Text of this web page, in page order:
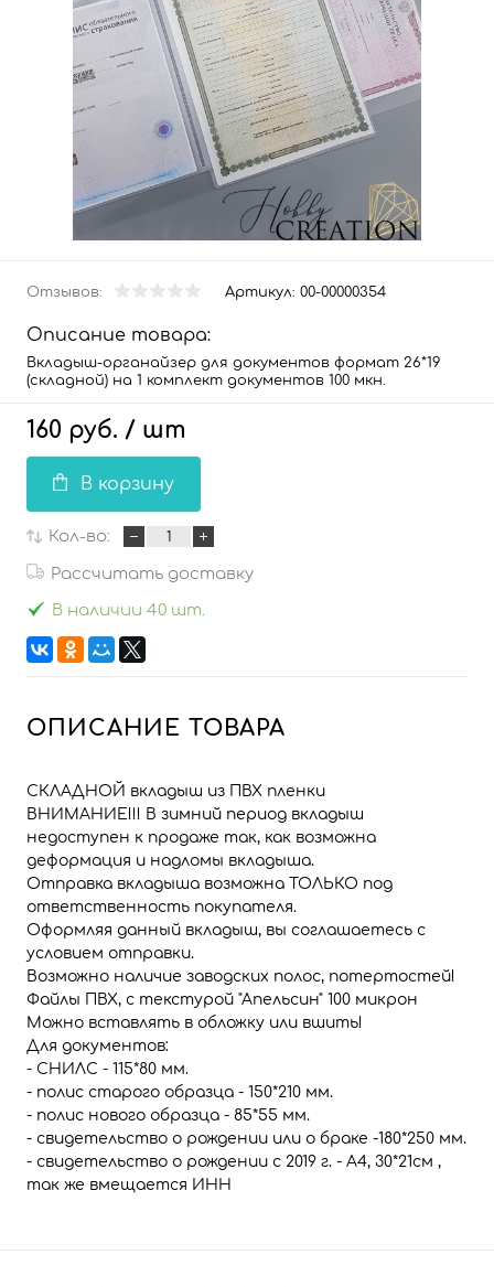
Отзывов: Артикул: 00-00000354
Описание товара:
Вкладыш-органайзер для документов формат 26*19
(складной) на 1 комплект документов 100 мкн.
160 руб. / шт
В корзину
Кол-во:
Рассчитать доставку
В наличии 40 шт.
ОПИСАНИЕ ТОВАРА
СКЛАДНОЙ вкладыш из ПВХ пленки
ВНИМАНИЕ!!! В зимний период вкладыш
недоступен к продаже так, как возможна
деформация и надломы вкладыша.
Отправка вкладыша возможна ТОЛЬКО под
ответственность покупателя.
Оформляя данный вкладыш, вы соглашаетесь с
условием отправки.
Возможно наличие заводских полос, потертостей!
Файлы ПВХ, с текстурой "Апельсин" 100 микрон
Можно вставлять в обложку или вшить!
Для документов:
- СНИЛС - 115*80 мм.
- полис старого образца - 150*210 мм.
- полис нового образца - 85*55 мм.
- свидетельство о рождении или о браке -180*250 мм.
- свидетельство о рождении с 2019 г. - А4, 30*21см ,
так же вмещается ИНН